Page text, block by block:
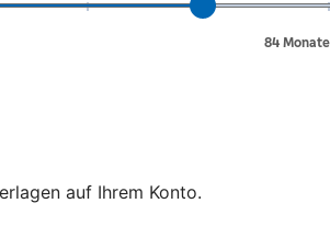
auf Ihrem Konto.